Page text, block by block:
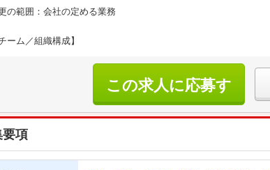
の範囲：会社の定める業務
チーム／組織構成】
この求人に応募す
る
要項